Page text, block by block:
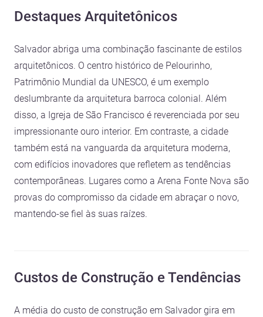
Destaques Arquitetônicos
Salvador abriga uma combinação fascinante de estilos
arquitetônicos. O centro histórico de Pelourinho,
Patrimônio Mundial da UNESCO, é um exemplo
deslumbrante da arquitetura barroca colonial. Além
disso, a Igreja de São Francisco é reverenciada por seu
impressionante ouro interior. Em contraste, a cidade
também está na vanguarda da arquitetura moderna,
com edifícios inovadores que refletem as tendências
contemporâneas. Lugares como a Arena Fonte Nova são
provas do compromisso da cidade em abraçar o novo,
mantendo-se fiel às suas raízes.
Custos de Construção e Tendências
A média do custo de construção em Salvador gira em